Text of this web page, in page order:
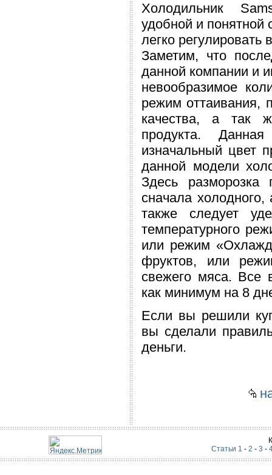
Холодильник
удобной и
легко
Заметим, что
данной компании и
невообразимое
режим оттаивания,
качества, а так
продукта.
изначальный цвет
данной модели
Здесь разморозка
сначала
также следует
температурного
или режим
фруктов, или
свежего мяса. Все
как минимум на 8
Если вы решили
вы сделали
деньги.
Статьи 1 - 2 - 3 -